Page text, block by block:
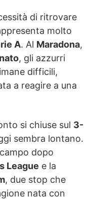
di ritrovare
molto
A. Al Maradona,
, gli azzurri
difficili,
a reagire a una
si chiuse sul 3-
sembra lontano.
dopo
League e la
, due stop che
nata con